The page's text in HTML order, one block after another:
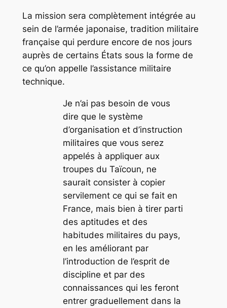
La mission sera complètement intégrée au
sein de l’armée japonaise, tradition militaire
française qui perdure encore de nos jours
auprès de certains États sous la forme de
ce qu’on appelle l’assistance militaire
technique.
Je n’ai pas besoin de vous
dire que le système
d’organisation et d’instruction
militaires que vous serez
appelés à appliquer aux
troupes du Taïcoun, ne
saurait consister à copier
servilement ce qui se fait en
France, mais bien à tirer parti
des aptitudes et des
habitudes militaires du pays,
en les améliorant par
l’introduction de l’esprit de
discipline et par des
connaissances qui les feront
entrer graduellement dans la